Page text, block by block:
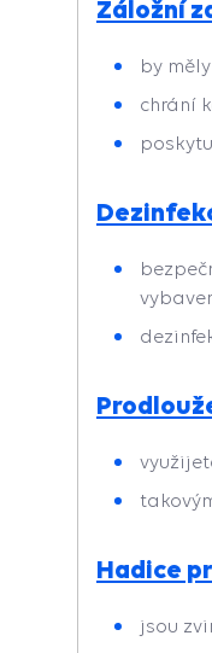
Záložní
by
chrání
Hadice
jsou